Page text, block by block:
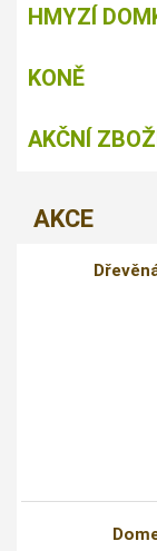
HMYZÍ
KONĚ
AKČNÍ
AKCE